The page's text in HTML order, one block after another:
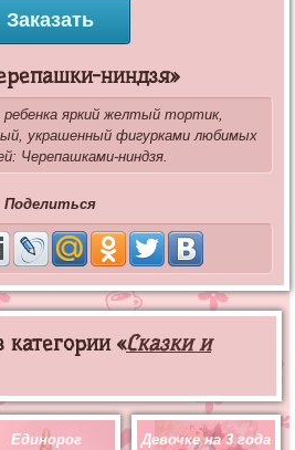
Заказать
ниндзя»
ребенка яркий желтый тортик,
украшенный фигурками любимых
Черепашками-ниндзя.
Поделиться
«Сказки и
Единорог Девочке на 3 года